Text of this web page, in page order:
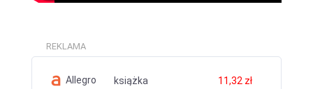
REKLAMA
Allegro książka
11,32 zł